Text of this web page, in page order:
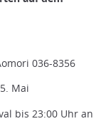
036-8356
Mai
bis 23:00 Uhr an